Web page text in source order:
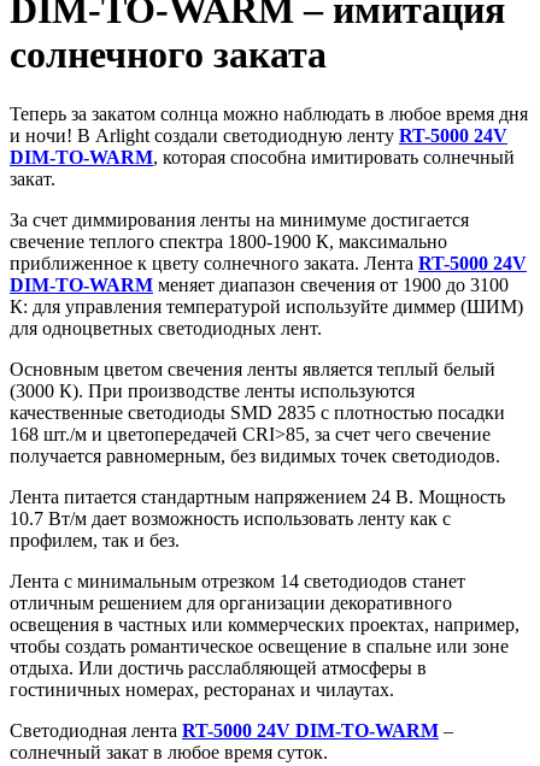
DIM-TO-WARM – имитация
солнечного заката
Теперь за закатом солнца можно наблюдать в любое время дня
и ночи! В Arlight создали светодиодную ленту RT-5000 24V
DIM-TO-WARM, которая способна имитировать солнечный
закат.
За счет диммирования ленты на минимуме достигается
свечение теплого спектра 1800-1900 К, максимально
приближенное к цвету солнечного заката. Лента RT-5000 24V
DIM-TO-WARM меняет диапазон свечения от 1900 до 3100
К: для управления температурой используйте диммер (ШИМ)
для одноцветных светодиодных лент.
Основным цветом свечения ленты является теплый белый
(3000 К). При производстве ленты используются
качественные светодиоды SMD 2835 с плотностью посадки
168 шт./м и цветопередачей CRI>85, за счет чего свечение
получается равномерным, без видимых точек светодиодов.
Лента питается стандартным напряжением 24 В. Мощность
10.7 Вт/м дает возможность использовать ленту как с
профилем, так и без.
Лента с минимальным отрезком 14 светодиодов станет
отличным решением для организации декоративного
освещения в частных или коммерческих проектах, например,
чтобы создать романтическое освещение в спальне или зоне
отдыха. Или достичь расслабляющей атмосферы в
гостиничных номерах, ресторанах и чилаутах.
Светодиодная лента RT-5000 24V DIM-TO-WARM –
солнечный закат в любое время суток.